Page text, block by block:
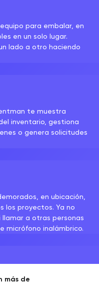
para embalar, en
en un solo lugar.
lado a otro haciendo
te muestra
inventario, gestiona
o genera solicitudes
en ubicación,
los proyectos. Ya no
a otras personas
micrófono inalámbrico.
más de